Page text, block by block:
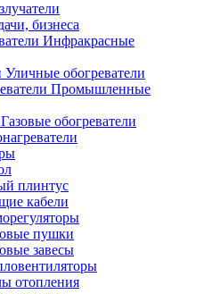
бизнеса
Инфракрасные
Уличные обогреватели
Промышленные
Газовые обогреватели
плинтус
кабели
пушки
завесы
отопления